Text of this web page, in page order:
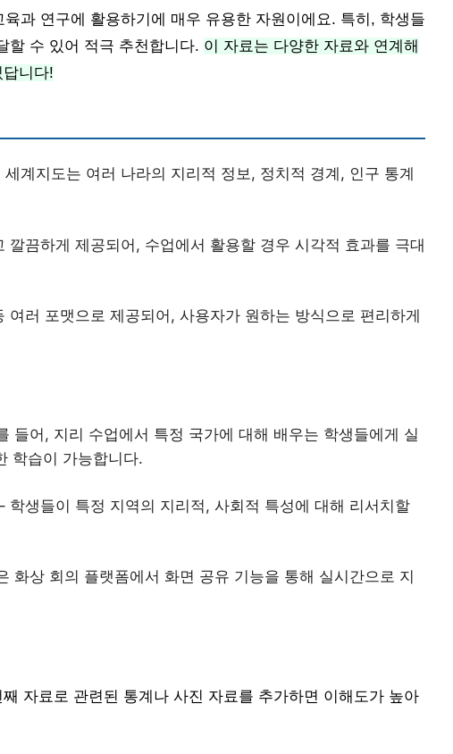
과 연구에 활용하기에 매우 유용한 자원이에요. 특히, 학생들
할 수 있어 적극 추천합니다. 이 자료는 다양한 자료와 연계해
니다!
계지도는 여러 나라의 지리적 정보, 정치적 경계, 인구 통계
깔끔하게 제공되어, 수업에서 활용할 경우 시각적 효과를 극대
여러 포맷으로 제공되어, 사용자가 원하는 방식으로 편리하게
들어, 지리 수업에서 특정 국가에 대해 배우는 학생들에게 실
학습이 가능합니다.
학생들이 특정 지역의 지리적, 사회적 특성에 대해 리서치할
화상 회의 플랫폼에서 화면 공유 기능을 통해 실시간으로 지
자료로 관련된 통계나 사진 자료를 추가하면 이해도가 높아